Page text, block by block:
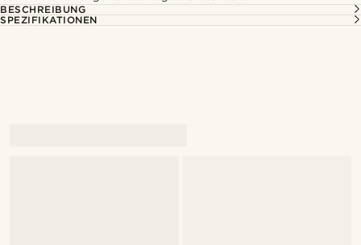
BESCHREIBUNG
SPEZIFIKATIONEN